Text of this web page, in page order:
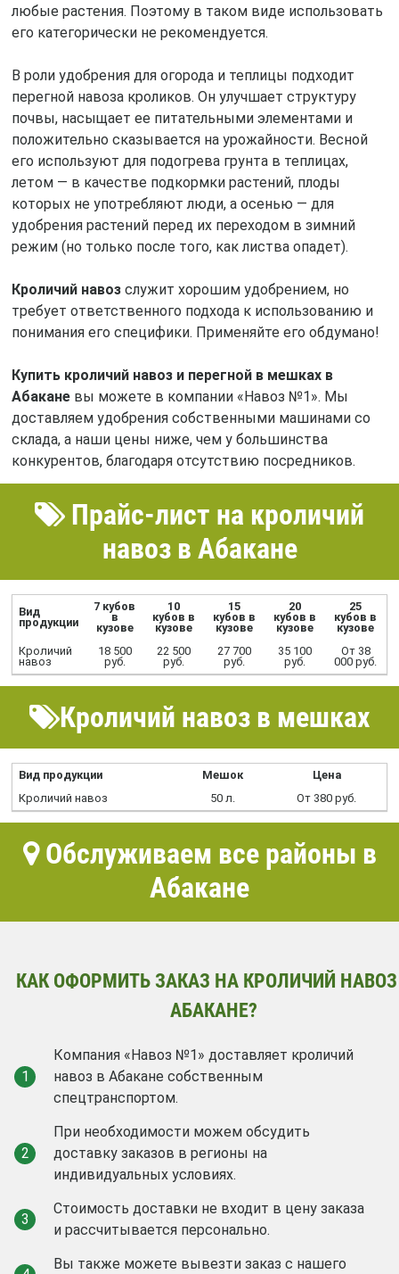
любые растения. Поэтому в таком виде использовать
его категорически не рекомендуется.
В роли удобрения для огорода и теплицы подходит
перегной навоза кроликов. Он улучшает структуру
почвы, насыщает ее питательными элементами и
положительно сказывается на урожайности. Весной
его используют для подогрева грунта в теплицах,
летом — в качестве подкормки растений, плоды
которых не употребляют люди, а осенью — для
удобрения растений перед их переходом в зимний
режим (но только после того, как листва опадет).
Кроличий навозслужит хорошим удобрением, но
требует ответственного подхода к использованию и
понимания его специфики. Применяйте его обдумано!
Купить кроличий навоз и перегной в мешках в
Абаканевы можете в компании «Навоз №1». Мы
доставляем удобрения собственными машинами со
склада, а наши цены ниже, чем у большинства
конкурентов, благодаря отсутствию посредников.
Прайс-лист на кроличий
навоз в Абакане
Вид
продукции
7 кубов
в
кузове
10
кубов в
кузове
15
кубов в
кузове
20
кубов в
кузове
25
кубов в
кузове
Кроличий
навоз
18 500
руб.
22 500
руб.
27 700
руб.
35 100
руб.
От 38
000 руб.
Кроличий навоз в мешках
Вид продукции Мешок
Цена
Кроличий навоз
50 л. От 380 руб.
Обслуживаем все районы в
Абакане
КАК ОФОРМИТЬ ЗАКАЗ НА КРОЛИЧИЙ НАВОЗ
АБАКАНЕ?
1
Компания «Навоз №1» доставляет кроличий
навоз в Абакане собственным
спецтранспортом.
2
При необходимости можем обсудить
доставку заказов в регионы на
индивидуальных условиях.
3
Стоимость доставки не входит в цену заказа
и рассчитывается персонально.
Вы также можете вывезти заказ с нашего